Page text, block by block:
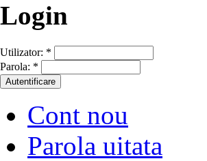
Login
Utilizator: *
Parola: *
Cont nou
Parola uitata